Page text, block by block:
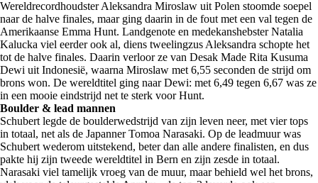
Wereldrecordhoudster Aleksandra Miroslaw uit Polen stoomde soepel
naar de halve finales, maar ging daarin in de fout met een val tegen de
Amerikaanse Emma Hunt. Landgenote en medekanshebster Natalia
Kalucka viel eerder ook al, diens tweelingzus Aleksandra schopte het
tot de halve finales. Daarin verloor ze van Desak Made Rita Kusuma
Dewi uit Indonesië, waarna Miroslaw met 6,55 seconden de strijd om
brons won. De wereldtitel ging naar Dewi: met 6,49 tegen 6,67 was ze
in een mooie eindstrijd net te sterk voor Hunt.
Boulder & lead mannen
Schubert legde de boulderwedstrijd van zijn leven neer, met vier tops
in totaal, net als de Japanner Tomoa Narasaki. Op de leadmuur was
Schubert wederom uitstekend, beter dan alle andere finalisten, en dus
pakte hij zijn tweede wereldtitel in Bern en zijn zesde in totaal.
Narasaki viel tamelijk vroeg van de muur, maar behield wel het brons,